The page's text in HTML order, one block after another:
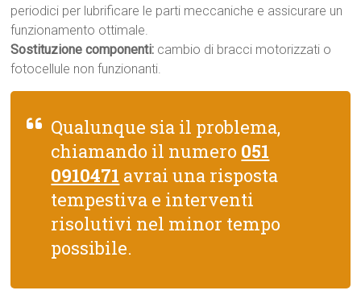
periodici per lubrificare le parti meccaniche e assicurare un
funzionamento ottimale.
Sostituzione componenti: cambio di bracci motorizzati o
fotocellule non funzionanti.
Qualunque sia il problema,
chiamando il numero 051
0910471 avrai una risposta
tempestiva e interventi
risolutivi nel minor tempo
possibile.